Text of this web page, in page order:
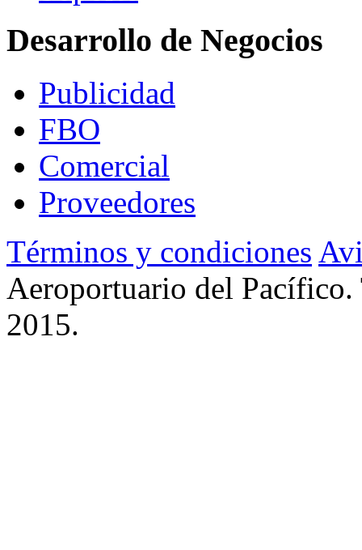
Desarrollo de Negocios
Publicidad
FBO
Comercial
Proveedores
Términos y condiciones
Aeroportuario del Pacífico.
2015.